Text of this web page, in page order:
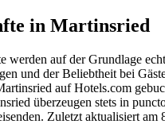
in Martinsried
werden auf der Grundlage
und der Beliebtheit bei
auf Hotels.com
überzeugen stets in
Zuletzt aktualisiert am